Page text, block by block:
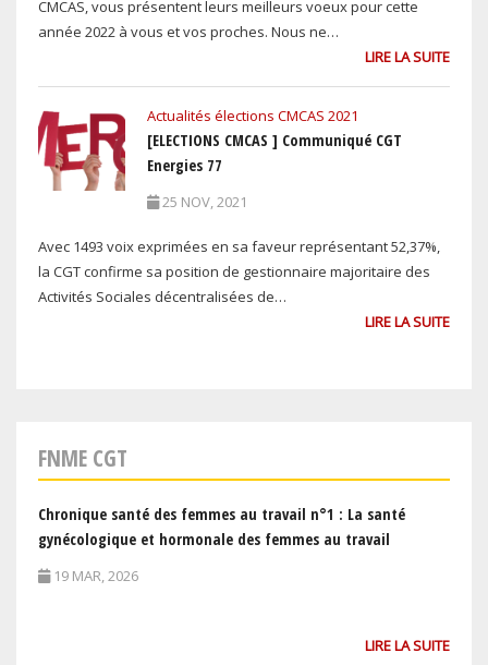
CMCAS, vous présentent leurs meilleurs voeux pour cette
année 2022 à vous et vos proches. Nous ne…
LIRE LA SUITE
Actualités élections CMCAS 2021
[ELECTIONS CMCAS ] Communiqué CGT
Energies 77
25 NOV, 2021
Avec 1493 voix exprimées en sa faveur représentant 52,37%,
la CGT confirme sa position de gestionnaire majoritaire des
Activités Sociales décentralisées de…
LIRE LA SUITE
FNME CGT
Chronique santé des femmes au travail n°1 : La santé
gynécologique et hormonale des femmes au travail
19 MAR, 2026
LIRE LA SUITE